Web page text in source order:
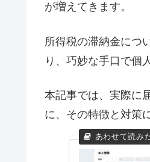
が増えてきます。
所得税の滞納金につ
り、巧妙な手口で個
本記事では、実際に
に、その特徴と対策